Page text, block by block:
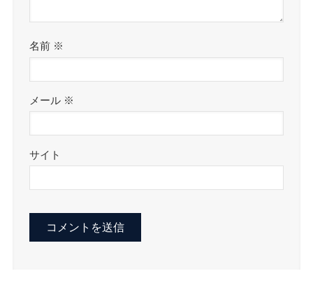
名前 ※
メール ※
サイト